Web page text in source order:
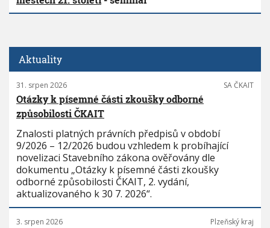
Aktuality
31. srpen 2026 SA ČKAIT
Otázky k písemné části zkoušky odborné
způsobilosti ČKAIT
Znalosti platných právních předpisů v období
9/2026 – 12/2026 budou vzhledem k probíhající
novelizaci Stavebního zákona ověřovány dle
dokumentu „Otázky k písemné části zkoušky
odborné způsobilosti ČKAIT, 2. vydání,
aktualizovaného k 30 7. 2026“.
3. srpen 2026 Plzeňský kraj